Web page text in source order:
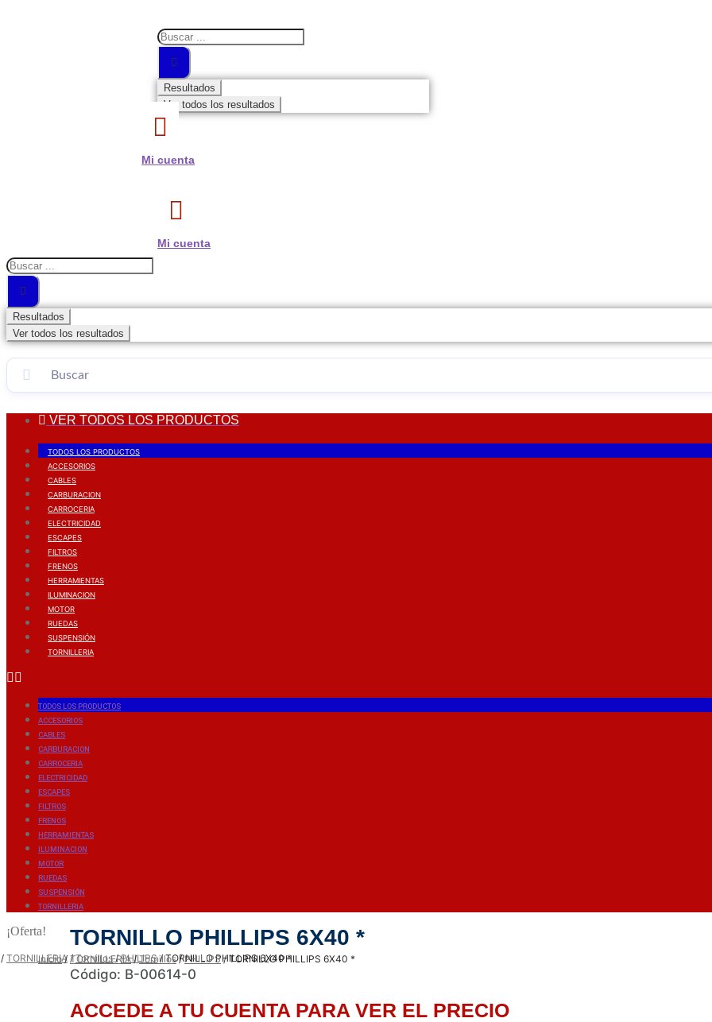
Search
...
Resultados
Ver todos los resultados
Mi cuenta
Mi cuenta
Search
...
Resultados
Ver todos los resultados
VER TODOS LOS PRODUCTOS
TODOS LOS PRODUCTOS
ACCESORIOS
CABLES
CARBURACION
CARROCERIA
ELECTRICIDAD
ESCAPES
FILTROS
FRENOS
HERRAMIENTAS
ILUMINACION
MOTOR
RUEDAS
SUSPENSIÓN
TORNILLERIA
TODOS LOS PRODUCTOS
ACCESORIOS
CABLES
CARBURACION
CARROCERIA
ELECTRICIDAD
ESCAPES
FILTROS
FRENOS
HERRAMIENTAS
ILUMINACION
MOTOR
RUEDAS
SUSPENSIÓN
TORNILLERIA
TORNILLERIA /Tornillos/PHILIPS/TORNILLO PHILLIPS 6X40 *
¡Oferta!
Inicio/ TORNILLERIA/Tornillos/PHILIPS/TORNILLO PHILLIPS 6X40 *
TORNILLO PHILLIPS 6X40 *
Código: B-00614-0
ACCEDE A TU CUENTA PARA VER EL PRECIO